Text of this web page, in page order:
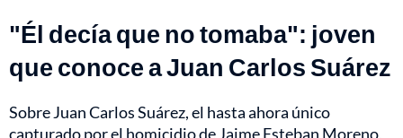
"Él decía que no tomaba": joven
que conoce a Juan Carlos Suárez
Sobre Juan Carlos Suárez, el hasta ahora único
capturado por el homicidio de Jaime Esteban Moreno,